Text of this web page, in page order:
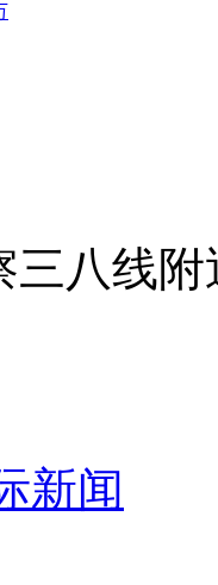
可教育后放行
后继续奔跑
农场
八线附
新闻